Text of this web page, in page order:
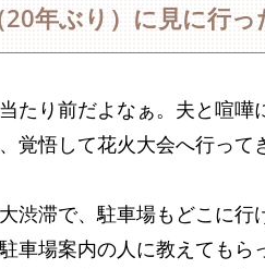
年ぶり）に見に行っ
たり前だよなぁ。夫と喧
覚悟して花火大会へ行って
渋滞で、駐車場もどこに
車場案内の人に教えても